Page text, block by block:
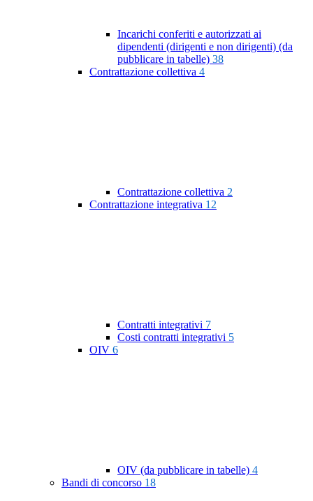
Incarichi conferiti e autorizzati ai
dipendenti (dirigenti e non dirigenti) (da
pubblicare in tabelle) 38
Contrattazione collettiva 4
Contrattazione collettiva 2
Contrattazione integrativa 12
Contratti integrativi 7
Costi contratti integrativi 5
OIV 6
OIV (da pubblicare in tabelle) 4
Bandi di concorso 18